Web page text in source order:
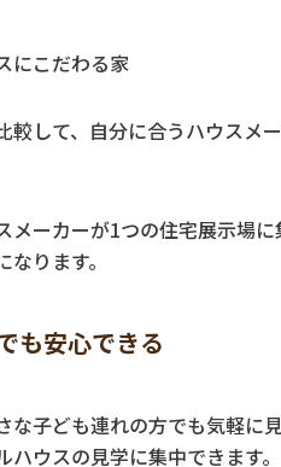
にこだわる家
較して、自分に合うハウスメ
メーカーが1つの住宅展示場
ります。
も安心できる
な子ども連れの方でも気軽に
ウスの見学に集中できます。